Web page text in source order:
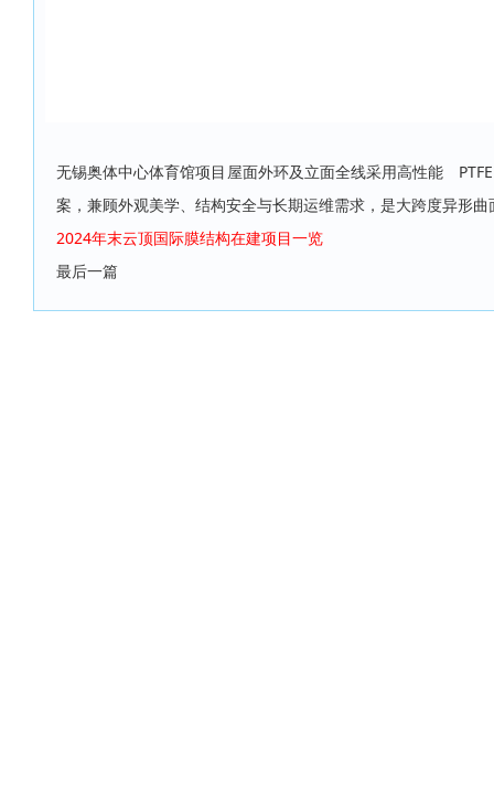
无锡奥体中心体育馆项目屋面外环及立面全线采用高性能 PTFE 膜
案，兼顾外观美学、结构安全与长期运维需求，是大跨度异形
2024年末云顶国际膜结构在建项目一览
最后一篇